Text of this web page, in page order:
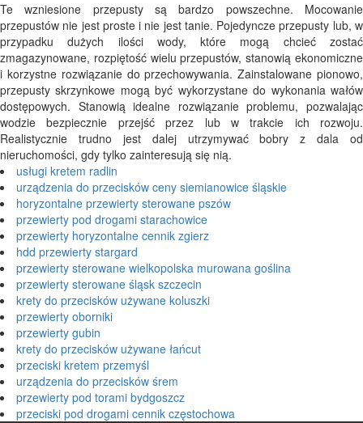
Te wzniesione przepusty są bardzo powszechne. Mocowanie
przepustów nie jest proste i nie jest tanie. Pojedyncze przepusty lub, w
przypadku dużych ilości wody, które mogą chcieć zostać
zmagazynowane, rozpiętość wielu przepustów, stanowią ekonomiczne
i korzystne rozwiązanie do przechowywania. Zainstalowane pionowo,
przepusty skrzynkowe mogą być wykorzystane do wykonania wałów
dostępowych. Stanowią idealne rozwiązanie problemu, pozwalając
wodzie bezpiecznie przejść przez lub w trakcie ich rozwoju.
Realistycznie trudno jest dalej utrzymywać bobry z dala od
nieruchomości, gdy tylko zainteresują się nią.
usługi kretem radlin
urządzenia do przecisków ceny siemianowice śląskie
horyzontalne przewierty sterowane pszów
przewierty pod drogami starachowice
przewierty horyzontalne cennik zgierz
hdd przewierty stargard
przewierty sterowane wielkopolska murowana goślina
przewierty sterowane śląsk szczecin
krety do przecisków używane koluszki
przewierty oborniki
przewierty gubin
krety do przecisków używane łańcut
przeciski kretem przemyśl
urządzenia do przecisków śrem
przewierty pod torami bydgoszcz
przeciski pod drogami cennik częstochowa